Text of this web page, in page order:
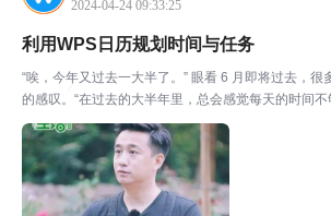
2024-04-24 09:33:25
利用WPS日历规划时间与任务
“唉，今年又过去一大半了。” 眼看 6 月即将过去，很
的感叹。“在过去的大半年里，总会感觉每天的时间
更低效，常常无法处理好各种工作事项，总会在小事
作低效，逐渐影响到日常生活。比如说：可自由...